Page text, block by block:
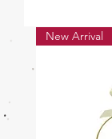
New Arrival